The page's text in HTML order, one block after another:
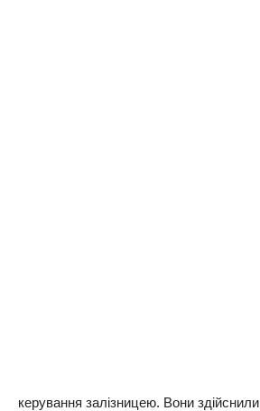
керування залізницею. Вони здійснили